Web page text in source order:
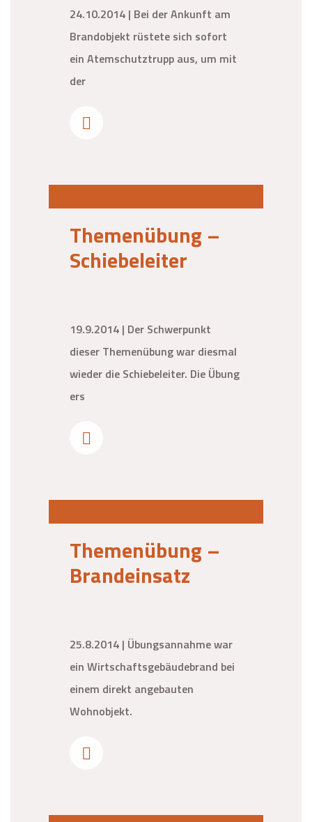
24.10.2014 | Bei der Ankunft am
Brandobjekt rüstete sich sofort
ein Atemschutztrupp aus, um mit
der
Themenübung –
Schiebeleiter
19.9.2014 | Der Schwerpunkt
dieser Themenübung war diesmal
wieder die Schiebeleiter. Die Übung
ers
Themenübung –
Brandeinsatz
25.8.2014 | Übungsannahme war
ein Wirtschaftsgebäudebrand bei
einem direkt angebauten
Wohnobjekt.